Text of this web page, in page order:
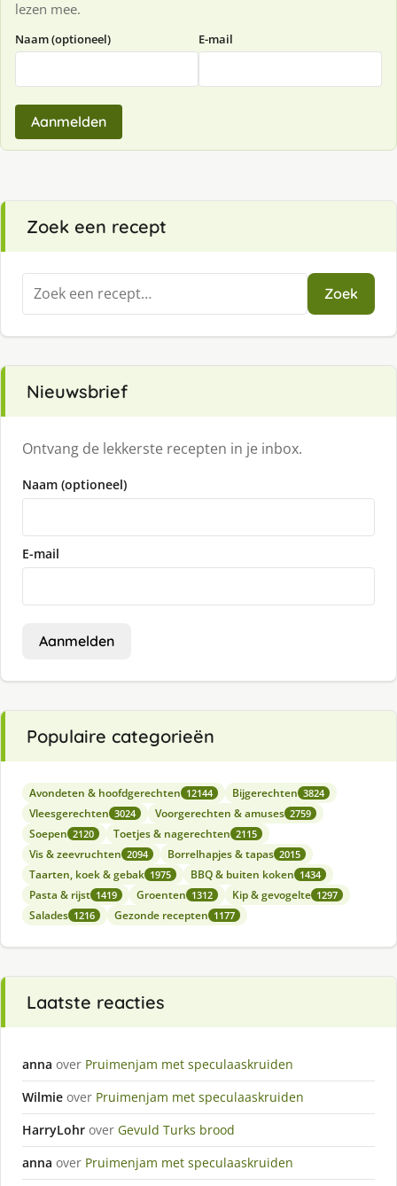
lezen mee.
Naam (optioneel) E-mail
Aanmelden
Zoek een recept
Zoeken
naar:
Zoek
Nieuwsbrief
Ontvang de lekkerste recepten in je inbox.
Naam (optioneel)
E-mail
Aanmelden
Populaire categorieën
Avondeten & hoofdgerechten 12144 Bijgerechten 3824
Vleesgerechten 3024 Voorgerechten & amuses 2759
Soepen 2120 Toetjes & nagerechten 2115
Vis & zeevruchten 2094 Borrelhapjes & tapas 2015
Taarten, koek & gebak 1975 BBQ & buiten koken 1434
Pasta & rijst 1419 Groenten 1312 Kip & gevogelte 1297
Salades 1216 Gezonde recepten 1177
Laatste reacties
anna over Pruimenjam met speculaaskruiden
Wilmie over Pruimenjam met speculaaskruiden
HarryLohr over Gevuld Turks brood
anna over Pruimenjam met speculaaskruiden